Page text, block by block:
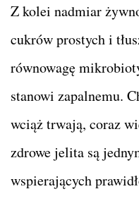
Z kolei nadmiar
cukrów prostych i
równowagę
stanowi zapalnemu.
wciąż trwają, coraz
zdrowe jelita są
wspierających